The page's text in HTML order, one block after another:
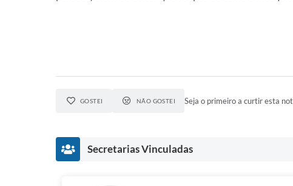
GOSTEI NÃO GOSTEI Seja o primeiro a curtir esta
Secretarias Vinculadas